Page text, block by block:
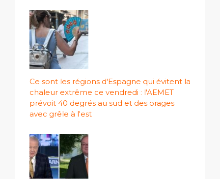
Ce sont les régions d'Espagne qui évitent la
chaleur extrême ce vendredi : l'AEMET
prévoit 40 degrés au sud et des orages
avec grêle à l'est